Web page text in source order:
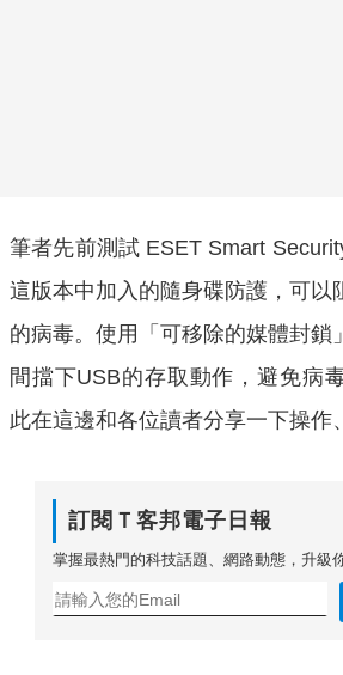
筆者先前測試 ESET Smart
這版本中加入的隨身碟防護，可以
的病毒。使用「可移除的媒體封鎖
間擋下USB的存取動作，避免病
此在這邊和各位讀者分享一下操作
訂閱Ｔ客邦電子日報
掌握最熱門的科技話題、網路動態，升級